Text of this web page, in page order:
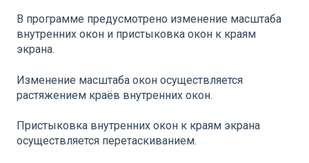
В программе предусмотрено изменение масштаба
внутренних окон и пристыковка окон к краям
экрана.
Изменение масштаба окон осуществляется
растяжением краёв внутренних окон.
Пристыковка внутренних окон к краям экрана
осуществляется перетаскиванием.